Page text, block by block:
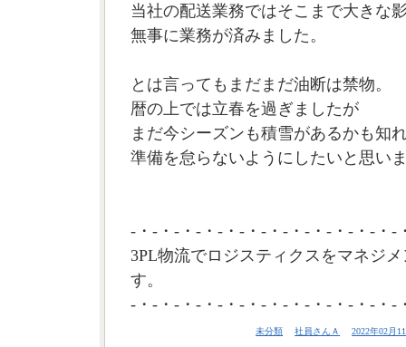
当社の配送業務ではそこまで大きな
無事に業務が済みました。
とは言ってもまだまだ油断は禁物。
暦の上では立春を過ぎましたが
まだ今シーズンも積雪があるかも知
準備を怠らないようにしたいと思い
-・-・-・-・-・-・-・-・-・-・-・-・-
3PL物流でロジスティクスをマネジ
す。
-・-・-・-・-・-・-・-・-・-・-・-・-
未分類 社員さんＡ 2022年02月